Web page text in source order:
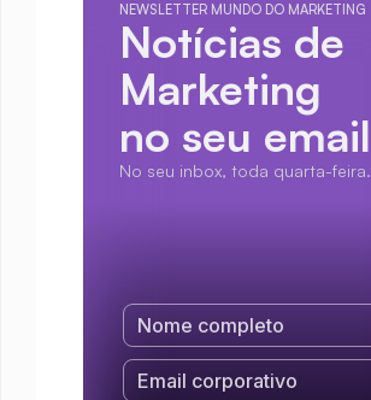
NEWSLETTER MUNDO DO MARKETING
Notícias de
Marketing
no seu email
No seu inbox, toda quarta-feira.